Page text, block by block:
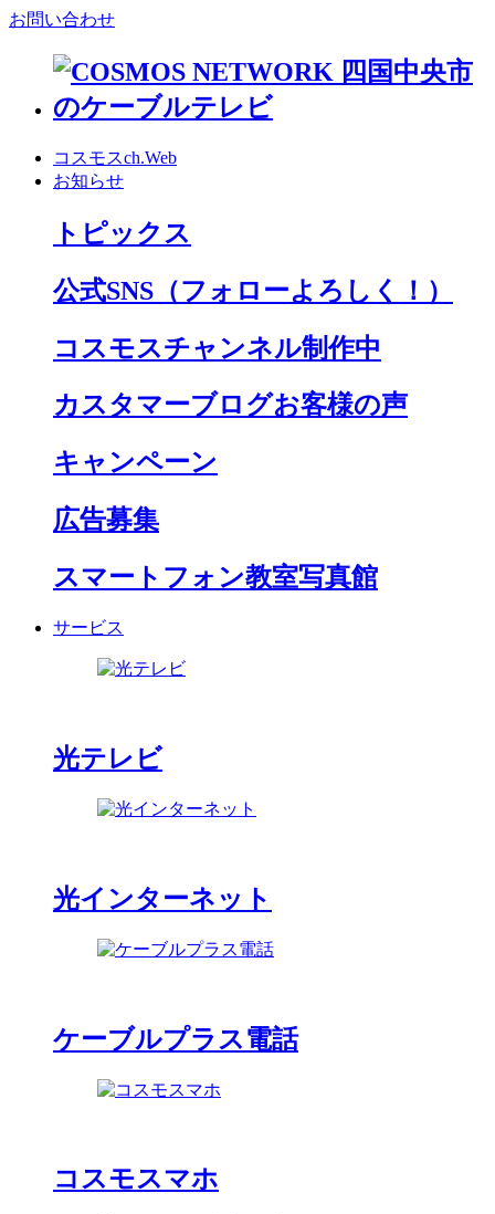
お問い合わせ
コスモスch.Web
お知らせ
トピックス
公式SNS （フォローよろしく！）
コスモスチャンネル制作中
カスタマーブログお客様の声
キャンペーン
広告募集
スマートフォン教室写真館
サービス
光テレビ
光インターネット
ケーブルプラス電話
コスモスマホ